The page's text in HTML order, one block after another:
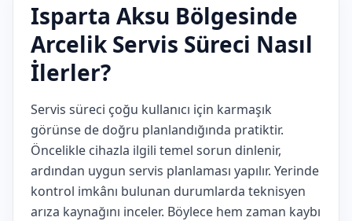
Isparta Aksu Bölgesinde
Arcelik Servis Süreci Nasıl
İlerler?
Servis süreci çoğu kullanıcı için karmaşık
görünse de doğru planlandığında pratiktir.
Öncelikle cihazla ilgili temel sorun dinlenir,
ardından uygun servis planlaması yapılır. Yerinde
kontrol imkânı bulunan durumlarda teknisyen
arıza kaynağını inceler. Böylece hem zaman kaybı